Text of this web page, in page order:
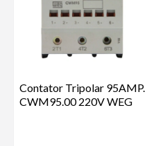
Contator Tripolar 95AMP.
CWM95.00 220V WEG